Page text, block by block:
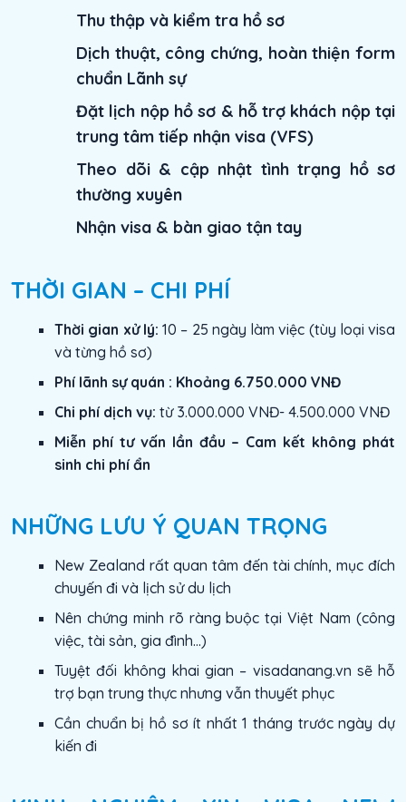
Thu thập và kiểm tra hồ sơ
Dịch thuật, công chứng, hoàn thiện form
chuẩn Lãnh sự
Đặt lịch nộp hồ sơ & hỗ trợ khách nộp tại
trung tâm tiếp nhận visa (VFS)
Theo dõi & cập nhật tình trạng hồ sơ
thường xuyên
Nhận visa & bàn giao tận tay
THỜI GIAN – CHI PHÍ
Thời gian xử lý: 10 – 25 ngày làm việc (tùy loại visa
và từng hồ sơ)
Phí lãnh sự quán : Khoảng 6.750.000 VNĐ
Chi phí dịch vụ: từ 3.000.000 VNĐ- 4.500.000 VNĐ
Miễn phí tư vấn lần đầu – Cam kết không phát
sinh chi phí ẩn
NHỮNG LƯU Ý QUAN TRỌNG
New Zealand rất quan tâm đến tài chính, mục đích
chuyến đi và lịch sử du lịch
Nên chứng minh rõ ràng buộc tại Việt Nam (công
việc, tài sản, gia đình...)
Tuyệt đối không khai gian – visadanang.vn sẽ hỗ
trợ bạn trung thực nhưng vẫn thuyết phục
Cần chuẩn bị hồ sơ ít nhất 1 tháng trước ngày dự
kiến đi